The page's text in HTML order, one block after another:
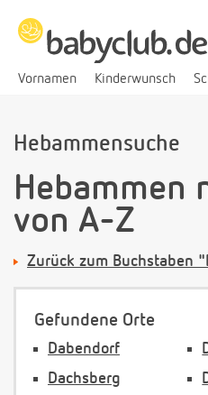
Vornamen Kinderwunsch
Hebammensuche
Hebammen
von A-Z
Zurück zum Buchstaben
Gefundene Orte
Dabendorf
Dachsberg